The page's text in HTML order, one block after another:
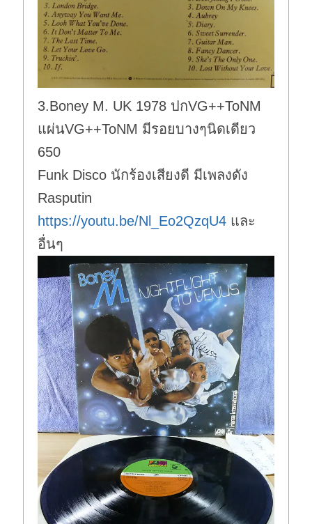
3.Boney M. UK 1978 ปกVG++ToNM
แผ่นVG++ToNM มีรอยบางๆนิดเดียว
650
Funk Disco นักร้องเสียงดี มีเพลงดัง
Rasputin
https://youtu.be/Nl_Eo2QzqU4 และ
อื่นๆ